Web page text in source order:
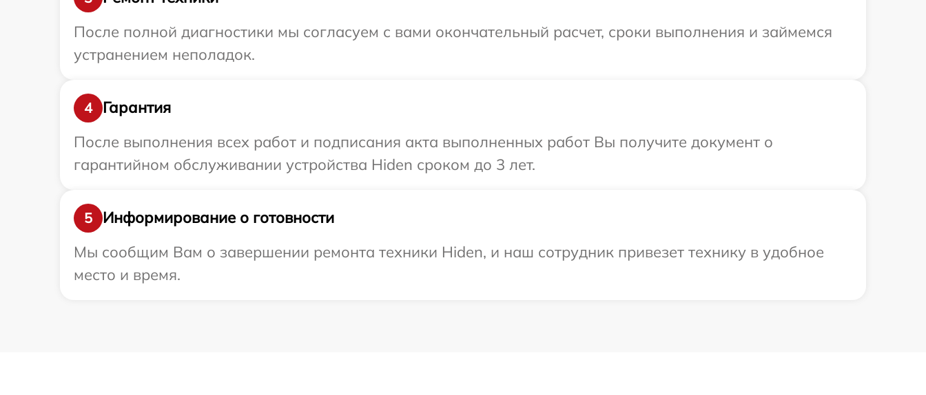
После полной диагностики мы согласуем с вами окончательный расчет, сроки выполнения и займемся
устранением неполадок.
4
Гарантия
После выполнения всех работ и подписания акта выполненных работ Вы получите документ о
гарантийном обслуживании устройства Hiden сроком до 3 лет.
5
Информирование о готовности
Мы сообщим Вам о завершении ремонта техники Hiden, и наш сотрудник привезет технику в удобное
место и время.